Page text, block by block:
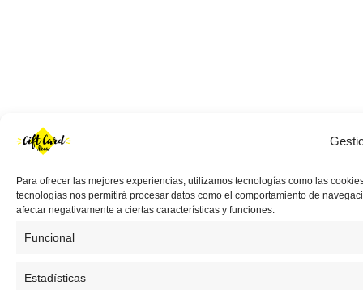
Para ofrecer las mejores experiencias, utilizamos tecnologías como las
tecnologías nos permitirá procesar datos como el comportamiento de
afectar negativamente a ciertas características y funciones.
Funcional
Estadísticas